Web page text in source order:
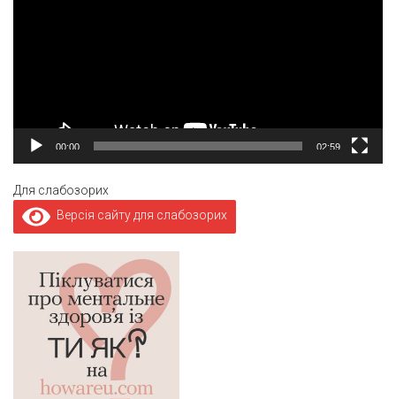
00:00 02:59
Для слабозорих
Версія сайту для слабозорих